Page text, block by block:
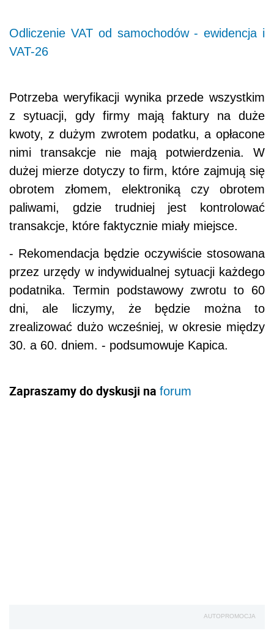
Odliczenie VAT od samochodów - ewidencja i
VAT-26
Potrzeba weryfikacji wynika przede wszystkim
z sytuacji, gdy firmy mają faktury na duże
kwoty, z dużym zwrotem podatku, a opłacone
nimi transakcje nie mają potwierdzenia. W
dużej mierze dotyczy to firm, które zajmują się
obrotem złomem, elektroniką czy obrotem
paliwami, gdzie trudniej jest kontrolować
transakcje, które faktycznie miały miejsce.
- Rekomendacja będzie oczywiście stosowana
przez urzędy w indywidualnej sytuacji każdego
podatnika. Termin podstawowy zwrotu to 60
dni, ale liczymy, że będzie można to
zrealizować dużo wcześniej, w okresie między
30. a 60. dniem. - podsumowuje Kapica.
Zapraszamy do dyskusji na forum
AUTOPROMOCJA